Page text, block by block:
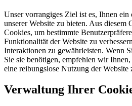
Unser vorrangiges Ziel ist es, Ihnen ein
unserer Website zu bieten. Aus diesem
Cookies, um bestimmte
Funktionalität der Website zu
Interaktionen zu gewährleisten. Wenn
Sie sie benötigen, empfehlen wir
eine reibungslose Nutzung der Website
Verwaltung Ihrer